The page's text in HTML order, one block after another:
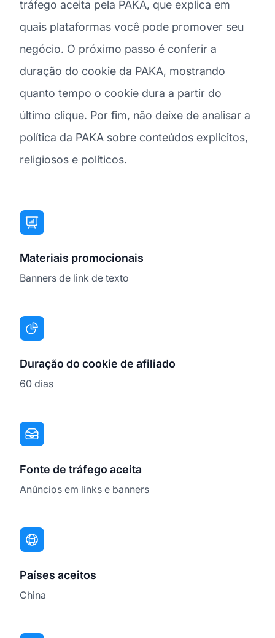
tráfego aceita pela PAKA, que explica em
quais plataformas você pode promover seu
negócio. O próximo passo é conferir a
duração do cookie da PAKA, mostrando
quanto tempo o cookie dura a partir do
último clique. Por fim, não deixe de analisar a
política da PAKA sobre conteúdos explícitos,
religiosos e políticos.
Materiais promocionais
Banners de link de texto
Duração do cookie de afiliado
60 dias
Fonte de tráfego aceita
Anúncios em links e banners
Países aceitos
China